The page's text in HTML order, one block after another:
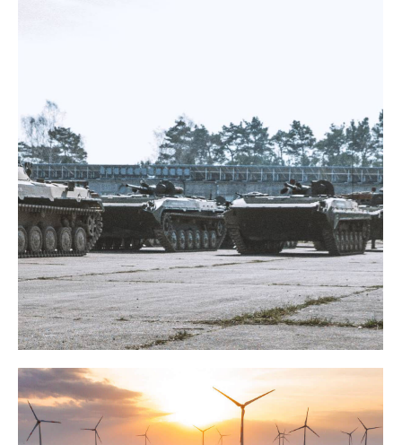
Ich habe eine Frage zu den
Airsoft Days
WEITER
LOST AIRFIELD